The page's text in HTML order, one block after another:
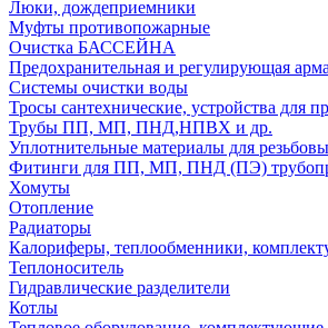
Люки, дождеприемники
Муфты противопожарные
Очистка БАССЕЙНА
Предохранительная и регулирующая
Системы очистки воды
Тросы сантехнические, устройства для
Трубы ПП, МП, ПНД,НПВХ и др.
Уплотнительные материалы для
Фитинги для ПП, МП, ПНД (ПЭ)
Хомуты
Отопление
Радиаторы
Калориферы, теплообменники,
Теплоноситель
Гидравлические разделители
Котлы